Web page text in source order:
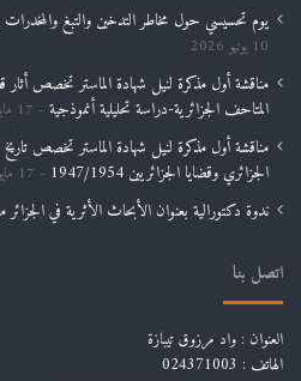
يوم تحسيسي حول مخاطر التدخين والتبغ والمخدرات
10 يونيو 2026
مناقشة أول مذكرة لنيل شهادة الماستر تخصص أثار
المتاحف الجزائرية-دراسة تحليلية أنموذجية
17 مايو 2026
مناقشة أول مذكرة لنيل شهادة الماستر تخصص تاريخ
الجزائري وقضايا الجزائريين 1947/1954
17 مايو 2026
ندوة دكتورالية بعنوان الأبحاث الأثرية في الجزائر
اتصل بنا
العنوان : واد مرزوق تيبازة
الهاتف : 024371003